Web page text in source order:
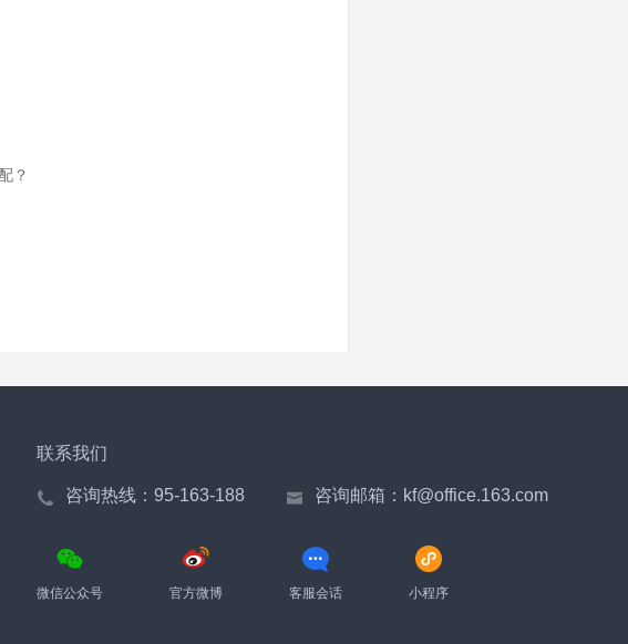
？
联系我们
咨询热线： 95-163-188 咨询邮箱： kf@office.163.com
微信公众号 官方微博 客服会话 小程序